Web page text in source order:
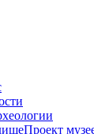
Проект